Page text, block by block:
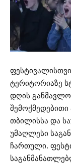
ტერიტორიაზე
დღის
თბილისსა და
უმაღლესი
ჩართული.